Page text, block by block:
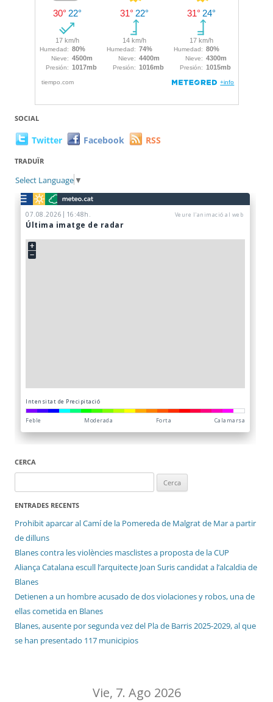
SOCIAL
Twitter Facebook RSS
TRADUÏR
Select Language ▼
CERCA
ENTRADES RECENTS
Prohibit aparcar al Camí de la Pomereda de Malgrat de Mar a partir
de dilluns
Blanes contra les violències masclistes a proposta de la CUP
Aliança Catalana escull l’arquitecte Joan Suris candidat a l’alcaldia de
Blanes
Detienen a un hombre acusado de dos violaciones y robos, una de
ellas cometida en Blanes
Blanes, ausente por segunda vez del Pla de Barris 2025-2029, al que
se han presentado 117 municipios